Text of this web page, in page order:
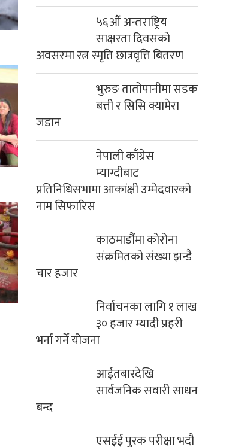
५६औं अन्तराष्ट्रिय
साक्षरता दिवसको
अवसरमा रत्न स्मृति छात्रवृत्ति बितरण
भुरुङ तातोपानीमा सडक
बत्ती र सिसि क्यामेरा
जडान
नेपाली काँग्रेस
म्याग्दीबाट
प्रतिनिधिसभामा आकांक्षी उम्मेदवारको
नाम सिफारिस
काठमाडौंमा कोरोना
संक्रमितको संख्या झन्डै
चार हजार
निर्वाचनका लागि १ लाख
३० हजार म्यादी प्रहरी
भर्ना गर्ने योजना
आईतबारदेखि
सार्वजनिक सवारी साधन
बन्द
एसईई पुरक परीक्षा भदौ